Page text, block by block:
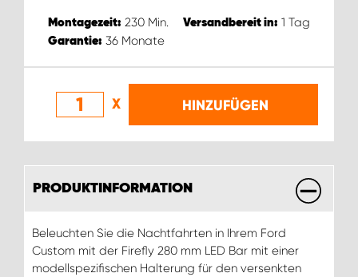
Montagezeit: 230 Min. Versandbereit in: 1 Tag
Garantie: 36 Monate
X HINZUFÜGEN
PRODUKTINFORMATION
Beleuchten Sie die Nachtfahrten in Ihrem Ford
Custom mit der Firefly 280 mm LED Bar mit einer
modellspezifischen Halterung für den versenkten